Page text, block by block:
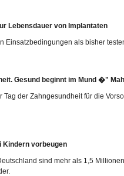
Lebensdauer von Implantaten
Einsatzbedingungen als bisher
Gesund beginnt im Mund �"
der Zahngesundheit für die
vorbeugen
sind mehr als 1,5